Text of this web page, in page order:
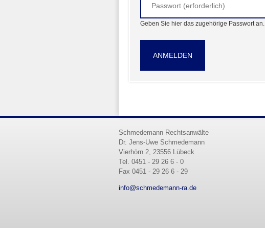
Geben Sie hier das zugehörige Passwort an.
Schmedemann Rechtsanwälte
Dr. Jens-Uwe Schmedemann
Vierhörn 2, 23556 Lübeck
Tel. 0451 - 29 26 6 - 0
Fax 0451 - 29 26 6 - 29
info@schmedemann-ra.de